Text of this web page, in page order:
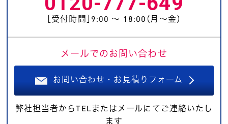
［受付時間］9:00 〜 18:00（月〜金）
メールでのお問い合わせ
お問い合わせ・お見積りフォーム
弊社担当者からTELまたはメールにてご連絡いたし
ます